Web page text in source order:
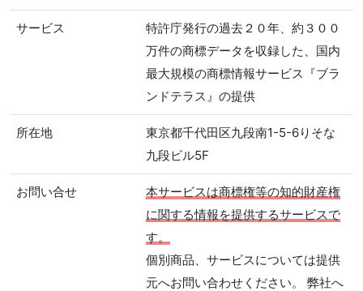
サービス
特許庁発行の過去２０年、約３００
万件の商標データを収録した、国内
最大規模の商標情報サービス『ブラ
ンドテラス』の提供
所在地
東京都千代田区九段南1-5-6りそな
九段ビル5F
お問い合せ
本サービスは商標権等の知的財産権
に関する情報を提供するサービスで
す。
個別商品、サービスについては提供
元へお問い合わせください。 弊社へ